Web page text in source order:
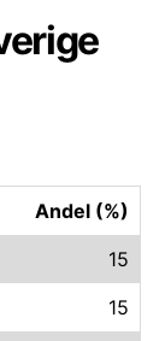
Andel (%)
15
15